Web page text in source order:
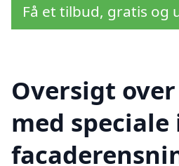
Få et tilbud, gratis og
Oversigt
med speciale